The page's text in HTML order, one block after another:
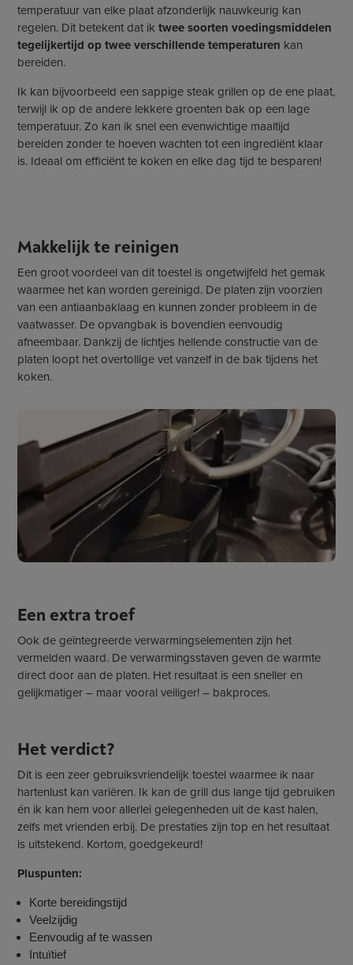
temperatuur van elke plaat afzonderlijk nauwkeurig kan
regelen. Dit betekent dat iktwee soorten voedingsmiddelen
tegelijkertijd op twee verschillende temperaturen kan
bereiden.
Ik kan bijvoorbeeld een sappige steak grillen op de ene plaat,
terwijl ik op de andere lekkere groenten bak op een lage
temperatuur. Zo kan ik snel een evenwichtige maaltijd
bereiden zonder te hoeven wachten tot een ingrediënt klaar
is. Ideaal om efficiënt te koken en elke dag tijd te besparen!
Makkelijk te reinigen
Een groot voordeel van dit toestel is ongetwijfeld het gemak
waarmee het kan worden gereinigd. De platen zijn voorzien
van een antiaanbaklaag en kunnen zonder probleem in de
vaatwasser. De opvangbak is bovendien eenvoudig
afneembaar. Dankzij de lichtjes hellende constructie van de
platen loopt het overtollige vet vanzelf in de bak tijdens het
koken.
Een extra troef
Ook de geïntegreerde verwarmingselementen zijn het
vermelden waard. De verwarmingsstaven geven de warmte
direct door aan de platen. Het resultaat is een sneller en
gelijkmatiger – maar vooral veiliger! – bakproces.
Het verdict?
Dit is een zeer gebruiksvriendelijk toestel waarmee ik naar
hartenlust kan variëren. Ik kan de grill dus lange tijd gebruiken
én ik kan hem voor allerlei gelegenheden uit de kast halen,
zelfs met vrienden erbij. De prestaties zijn top en het resultaat
is uitstekend. Kortom, goedgekeurd!
Pluspunten:
Korte bereidingstijd
Veelzijdig
Eenvoudig af te wassen
Intuïtief